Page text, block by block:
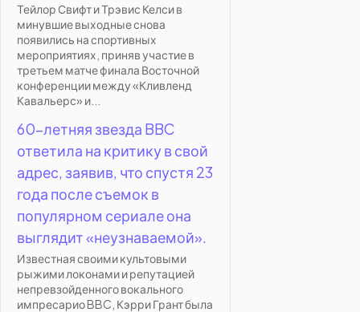
Тейлор Свифт и Трэвис Келси в
минувшие выходные снова
появились на спортивных
мероприятиях, приняв участие в
третьем матче финала Восточной
конференции между «Кливленд
Кавальерс» и...
60-летняя звезда BBC
ответила на критику в свой
адрес, заявив, что спустя 23
года после съемок в
популярном сериале она
выглядит «неузнаваемой».
Известная своими культовыми
рыжими локонами и репутацией
непревзойденного вокального
импресарио BBC, Кэрри Грант была